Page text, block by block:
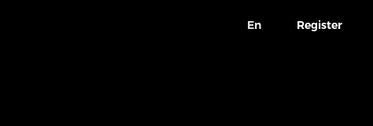
En Register